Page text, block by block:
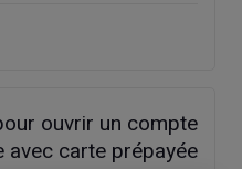
ouvrir un compte
avec carte prépayée